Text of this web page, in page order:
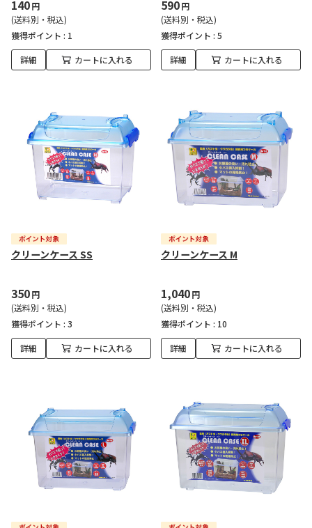
140円
(送料別・税込)
獲得ポイント : 1
詳細 カートに入れる
590円
(送料別・税込)
獲得ポイント : 5
詳細 カートに入れる
クリーンケース SS
350円
(送料別・税込)
獲得ポイント : 3
詳細 カートに入れる
クリーンケース M
1,040円
(送料別・税込)
獲得ポイント : 10
詳細 カートに入れる